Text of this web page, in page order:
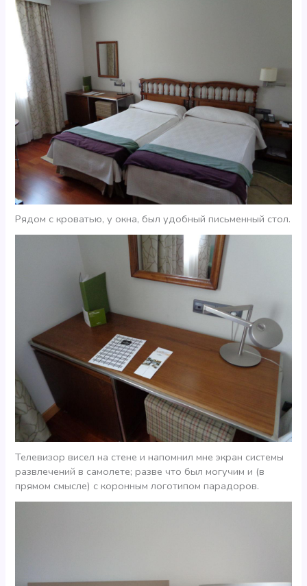
Рядом с кроватью, у окна, был удобный письменный стол.
Телевизор висел на стене и напомнил мне экран системы
развлечений в самолете; разве что был могучим и (в
прямом смысле) c коронным логотипом парадоров.